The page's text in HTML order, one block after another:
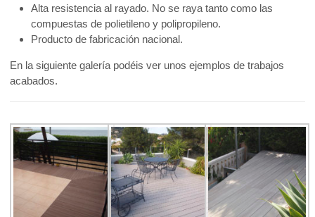
Alta resistencia al rayado. No se raya tanto como las
compuestas de polietileno y polipropileno.
Producto de fabricación nacional.
En la siguiente galería podéis ver unos ejemplos de trabajos
acabados.